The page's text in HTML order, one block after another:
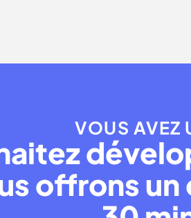
VOUS AVEZ
offrons